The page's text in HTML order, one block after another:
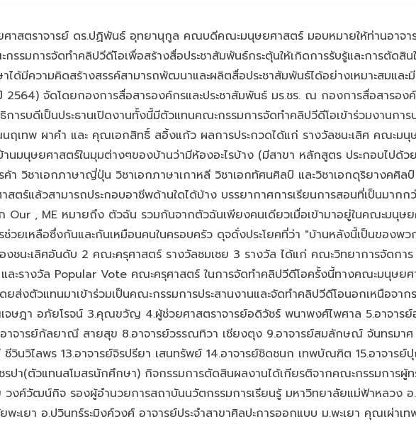
ศาสตราจารย์ ดร.ปฏิพันธ์ อุทยานุกูล คณบดีคณะมนุษยศาสตร์ มอบหมายให้ท่านอาจา
การจัดทำคลิปวีดีโอเพื่อสร้างสื่อประชาสัมพันธ์กระตุ้นให้เกิดการรับรู้และการตัดสินใ
ด้มีความคิดสร้างสรรค์สามารถพัฒนาและผลิตสื่อประชาสัมพันธ์ได้อย่างเหมาะสมและมี
จัดโดยกองการสื่อสารองค์กรและประชาสัมพันธ์ มร.ชร. ณ กองการสื่อสารอง
รบดีเป็นประธานเปิดงานทั้งนี้มีตัวแทนคณะกรรมการจัดทำคลิปวีดีโอเข้าร่วมงานการ
ทพ ผาคำ และ คุณเอกสิทธิ์ สอิ้งแก้ว ผลการประกวดได้แก่ รางวัลชนะเลิศ คณะมนุ
านมนุษยศาสตร์ในมุมต่างๆของบ้านว่ามีห้องอะไรบ้าง (มีสาขา หลักสูตร ประกอบไปด้ว
า วิชาเอกภาษาญี่ปุ่น วิชาเอกภาษาเกาหลี วิชาเอกทัศนศิลป์ และวิชาเอกดุริยางคศิล
ตร์แล้วสามารถประกอบอาชีพด้านใดได้บ้าง บรรยากาศการเรียนการสอนที่เป็นมากก
, ME หมายถึง ตัวฉัน รวมกันจากตัวฉันเพียงคนเดียวเมื่อเข้ามาอยู่ในคณะมนุษย
ยเหลือซึ่งกันและกันเหมือนคนในครอบครัว ดุจดั่งประโยคที่ว่า "บ้านหลังนี้เป็นของพว
งชนะเลิศอันดับ 2 คณะครุศาสตร์ รางวัลชมเชย 3 รางวัล ได้แก่ คณะวิทยาการจัดกา
และรางวัล Popular Vote คณะครุศาสตร์ ในการจัดทำคลิปวีดีโอครั้งนี้ทางคณะมนุษย
งตัวแทนมาเข้าร่วมเป็นคณะกรรมการประสานงานและจัดทำคลิปวีดีโอนอกเหนือจา
จษฎา อภัยโรจน์ 3.คุณขวัญ 4.ผู้ช่วยศาสตราจารย์อดิวัชร์ พนาพงศ์ไพศาล 5.อาจาร
จารย์กัลยาณี สายสุข 8.อาจารย์วรรณทิวา เชียงตุง 9.อาจารย์สมลักษณ์ จันทรมาศ
ชีวินวิไลพร 13.อาจารย์จิรปรียา เสนทรัพย์ 14.อาจารย์ชิดชนก เทพบัณฑิต 15.อาจาร
ปา(ตัวแทนสโมสรนักศึกษา) กิจกรรมการตัดสินผลงานได้เกียรติจากคณะกรรมการผู้
วงค์วัฒน์กิจ รองผู้อำนวยการสถาบันนวัตกรรมการเรียนรู้ มหาวิทยาลัยแม่ฟ้าหลวง
ะเยา อ.ปวินทร์ระมิงค์วงศ์ อาจารย์ประจำสาขาศิลปะการออกแบบ ม.พะเยา คุณเผ่าเ